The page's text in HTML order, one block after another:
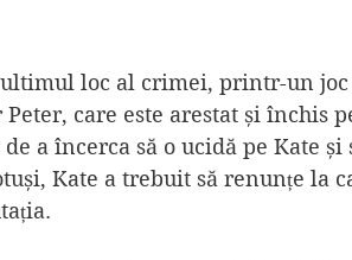
loc al crimei, printr-un
Peter, care este arestat și închis
a încerca să o ucidă pe Kate și
Kate a trebuit să renunțe la